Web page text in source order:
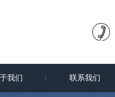
我们 联系我们